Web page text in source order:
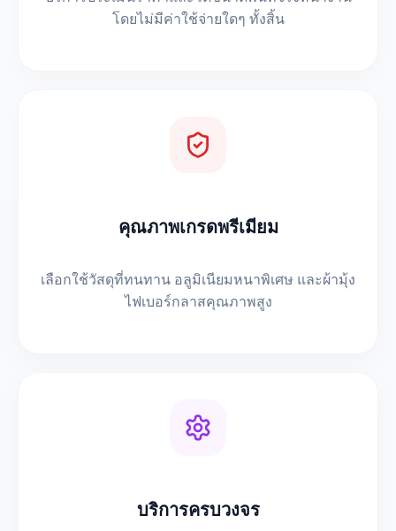
โดยไม่มีค่าใช้จ่ายใดๆ ทั้งสิ้น
คุณภาพเกรดพรีเมียม
เลือกใช้วัสดุที่ทนทาน อลูมิเนียมหนาพิเศษ และผ้ามุ้ง
ไฟเบอร์กลาสคุณภาพสูง
บริการครบวงจร